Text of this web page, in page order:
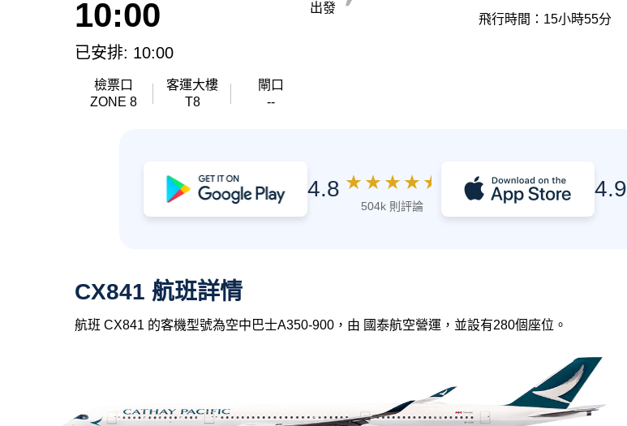
10:00
已安排: 10:00
檢票口
ZONE 8
客運大樓
T8
閘口
--
出發
飛行時間：15小時55分
4.8 ★ ★ ★ ★ ★
504k 則評論
4.9
CX841 航班詳情
航班 CX841 的客機型號為空中巴士A350-900，由 國泰航空營運，並設有280個座位。